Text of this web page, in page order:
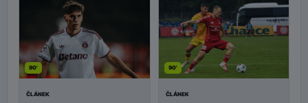
90'
ČLÁNEK
90'
ČLÁNEK